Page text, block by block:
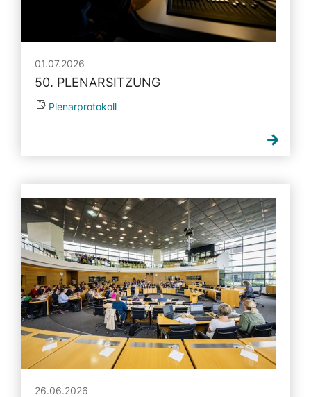
01.07.2026
50. PLENARSITZUNG
Plenarprotokoll
26.06.2026